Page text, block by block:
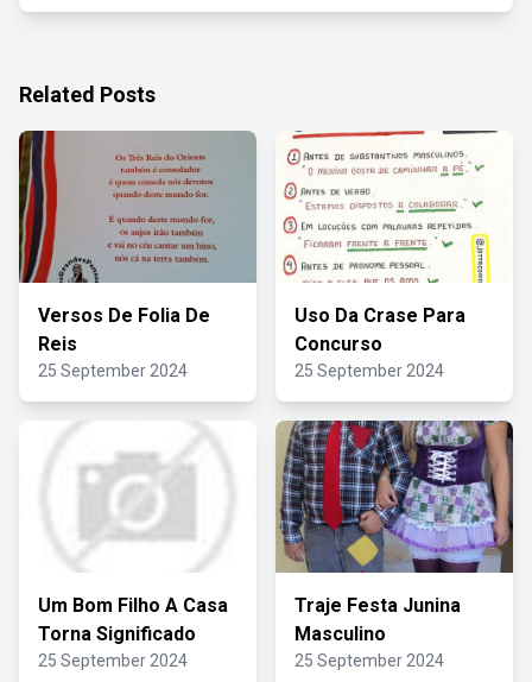
Related Posts
Versos De Folia De
Reis
25 September 2024
Uso Da Crase Para
Concurso
25 September 2024
Um Bom Filho A Casa
Torna Significado
25 September 2024
Traje Festa Junina
Masculino
25 September 2024